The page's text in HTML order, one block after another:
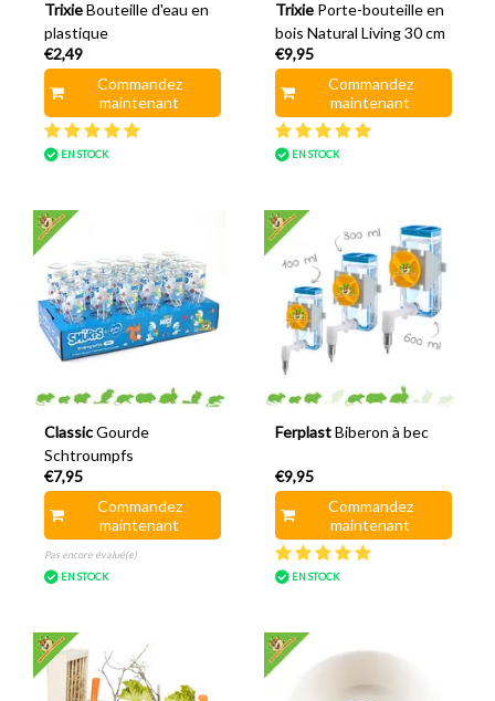
Trixie Bouteille d'eau en
plastique
€2,49
Commandez
maintenant
EN STOCK
Trixie Porte-bouteille en
bois Natural Living 30 cm
€9,95
Commandez
maintenant
EN STOCK
Classic Gourde
Schtroumpfs
€7,95
Commandez
maintenant
Pas encore évalué(e)
EN STOCK
Ferplast Biberon à bec
€9,95
Commandez
maintenant
EN STOCK